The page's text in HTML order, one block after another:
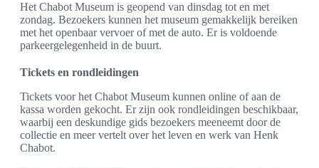
Het Chabot Museum is geopend van dinsdag tot en met
zondag. Bezoekers kunnen het museum gemakkelijk bereiken
met het openbaar vervoer of met de auto. Er is voldoende
parkeergelegenheid in de buurt.
Tickets en rondleidingen
Tickets voor het Chabot Museum kunnen online of aan de
kassa worden gekocht. Er zijn ook rondleidingen beschikbaar,
waarbij een deskundige gids bezoekers meeneemt door de
collectie en meer vertelt over het leven en werk van Henk
Chabot.